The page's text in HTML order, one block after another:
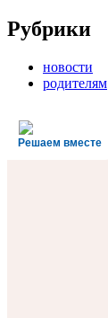
Рубрики
новости
родителям
Решаем вместе